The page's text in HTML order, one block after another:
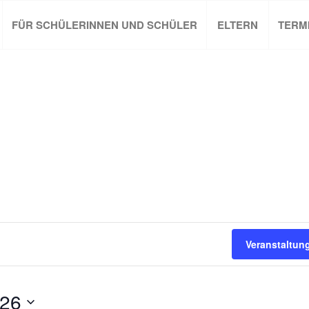
FÜR SCHÜLERINNEN UND SCHÜLER ELTERN